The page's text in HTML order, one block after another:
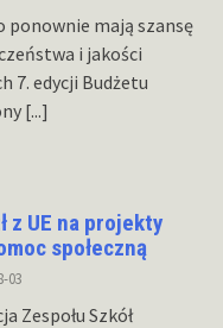
ponownie mają szansę
i jakości
7. edycji Budżetu
[...]
z UE na projekty
społeczną
03
Zespołu Szkół